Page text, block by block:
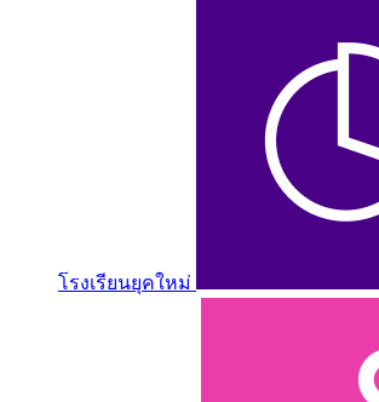
โรงเรียนยุคใหม่